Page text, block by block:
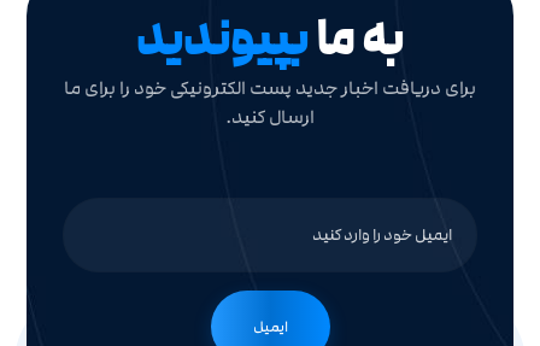
به مابپیوندید
برای دریافت اخبار جدید پست الکترونیکی خود را برای ما
ارسال کنید.
ایمیل